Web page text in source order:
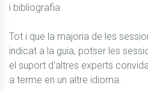
i bibliografia.
Tot i que la majoria de les
indicat a la guia, potser les
el suport d'altres experts
a terme en un altre idioma.